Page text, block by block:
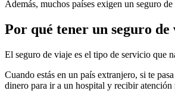
Además, muchos países exigen un seguro
Por qué tener un seguro de
El seguro de viaje es el tipo de servicio que
Cuando estás en un país extranjero, si te
dinero para ir a un hospital y recibir atención